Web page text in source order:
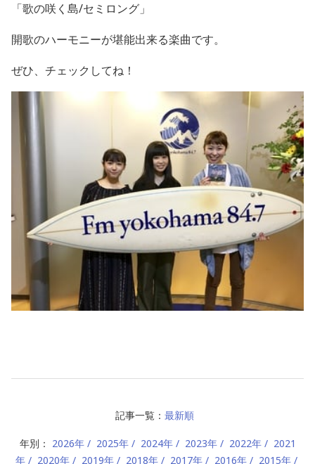
「歌の咲く島/セミロング」
開歌のハーモニーが堪能出来る楽曲です。
ぜひ、チェックしてね！
記事一覧： 最新順
年別： 2026年 2025年 2024年 2023年 2022年
2021
年
2020年 2019年 2018年 2017年 2016年 2015年